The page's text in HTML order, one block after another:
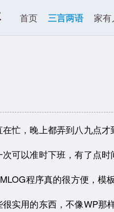
首页 三言两语 家
忙，晚上都弄到八九点
可以准时下班，有了点
程序真的很方便，模
实用的东西，不像WP那